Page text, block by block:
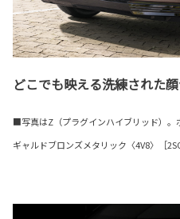
どこでも映える洗練された
■写真はZ（プラグインハイブリッド）
ギャルドブロンズメタリック〈4V8〉［